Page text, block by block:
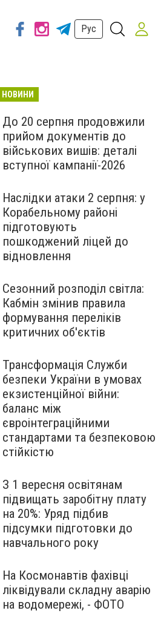
Рус
НОВИНИ
До 20 серпня продовжили
прийом документів до
військових вишів: деталі
вступної кампанії-2026
Наслідки атаки 2 серпня: у
Корабельному районі
підготовують
пошкоджений ліцей до
відновлення
Сезонний розподіл світла:
Кабмін змінив правила
формування переліків
критичних об'єктів
Трансформація Служби
безпеки України в умовах
екзистенційної війни:
баланс між
євроінтеграційними
стандартами та безпековою
стійкістю
З 1 вересня освітянам
підвищать заробітну плату
на 20%: Уряд підбив
підсумки підготовки до
навчального року
На Космонавтів фахівці
ліквідували складну аварію
на водомережі, - ФОТО